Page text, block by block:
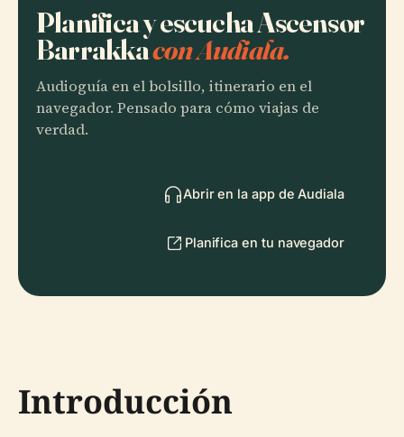
Planifica y escucha Ascensor
Barrakkacon Audiala.
Audioguía en el bolsillo, itinerario en el
navegador. Pensado para cómo viajas de
verdad.
Abrir en la app de Audiala
Planifica en tu navegador
Introducción